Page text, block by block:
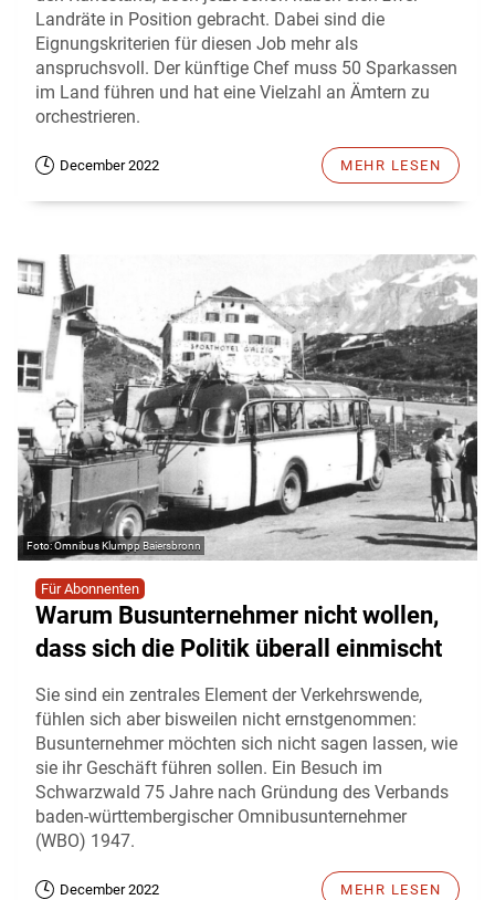
Landräte in Position gebracht. Dabei sind die
Eignungskriterien für diesen Job mehr als
anspruchsvoll. Der künftige Chef muss 50 Sparkassen
im Land führen und hat eine Vielzahl an Ämtern zu
orchestrieren.
December 2022 MEHR LESEN
Omnibus Klumpp Baiersbronn
Für Abonnenten
Warum Busunternehmer nicht wollen,
dass sich die Politik überall einmischt
Sie sind ein zentrales Element der Verkehrswende,
fühlen sich aber bisweilen nicht ernstgenommen:
Busunternehmer möchten sich nicht sagen lassen, wie
sie ihr Geschäft führen sollen. Ein Besuch im
Schwarzwald 75 Jahre nach Gründung des Verbands
baden-württembergischer Omnibusunternehmer
(WBO) 1947.
December 2022 MEHR LESEN